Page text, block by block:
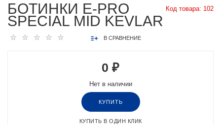
Код товара: 102
БОТИНКИ E-PRO
SPECIAL MID KEVLAR
В СРАВНЕНИЕ
0 ₽
Нет в наличии
КУПИТЬ
КУПИТЬ В ОДИН КЛИК